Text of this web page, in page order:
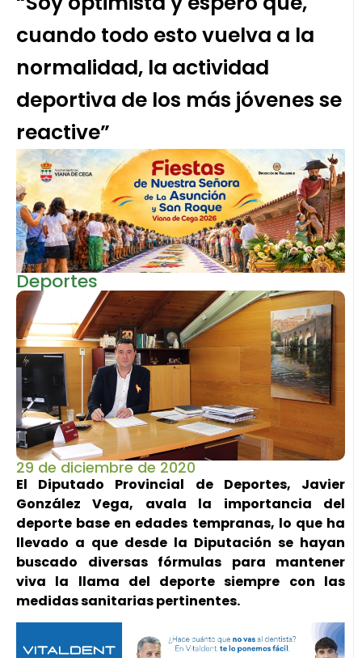
cuando todo esto vuelva a la
normalidad, la actividad
deportiva de los más jóvenes se
reactive”
Deportes
29 de diciembre de 2020
El Diputado Provincial de Deportes, Javier
González Vega, avala la importancia del
deporte base en edades tempranas, lo que ha
llevado a que desde la Diputación se hayan
buscado diversas fórmulas para mantener
viva la llama del deporte siempre con las
medidas sanitarias pertinentes.